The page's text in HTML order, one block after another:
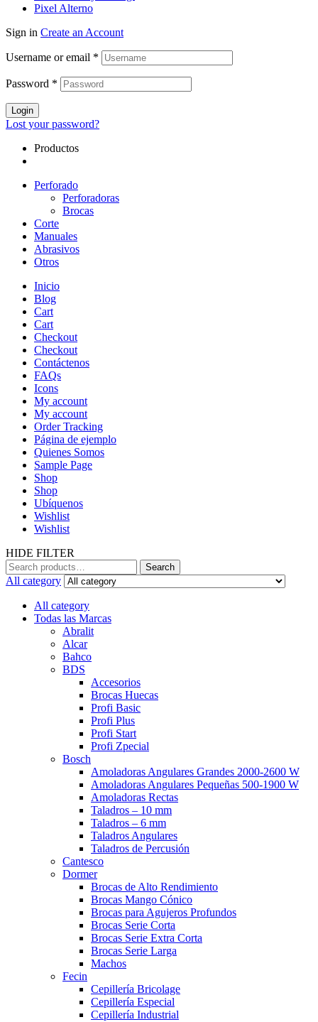
Pixel Alterno
Sign in Create an Account
Username or email *
Password *
Login
Lost your password?
Productos
Perforado
Perforadoras
Brocas
Corte
Manuales
Abrasivos
Otros
Inicio
Blog
Cart
Cart
Checkout
Checkout
Contáctenos
FAQs
Icons
My account
My account
Order Tracking
Página de ejemplo
Quienes Somos
Sample Page
Shop
Shop
Ubíquenos
Wishlist
Wishlist
HIDE FILTER
Search
for:
Search
All category
All category
Todas las Marcas
Abralit
Alcar
Bahco
BDS
Accesorios
Brocas Huecas
Profi Basic
Profi Plus
Profi Start
Profi Zpecial
Bosch
Amoladoras Angulares Grandes 2000-2600 W
Amoladoras Angulares Pequeñas 500-1900 W
Amoladoras Rectas
Taladros – 10 mm
Taladros – 6 mm
Taladros Angulares
Taladros de Percusión
Cantesco
Dormer
Brocas de Alto Rendimiento
Brocas Mango Cónico
Brocas para Agujeros Profundos
Brocas Serie Corta
Brocas Serie Extra Corta
Brocas Serie Larga
Machos
Fecin
Cepillería Bricolage
Cepillería Especial
Cepillería Industrial